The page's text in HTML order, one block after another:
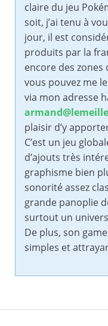
claire du jeu
soit, j’ai tenu à
jour, il est
produits par la
encore des zones
vous pouvez me
via mon adresse
plaisir d’y
C’est un jeu
d’ajouts très
graphisme bien
sonorité assez
grande panoplie
surtout un
De plus, son
simples et